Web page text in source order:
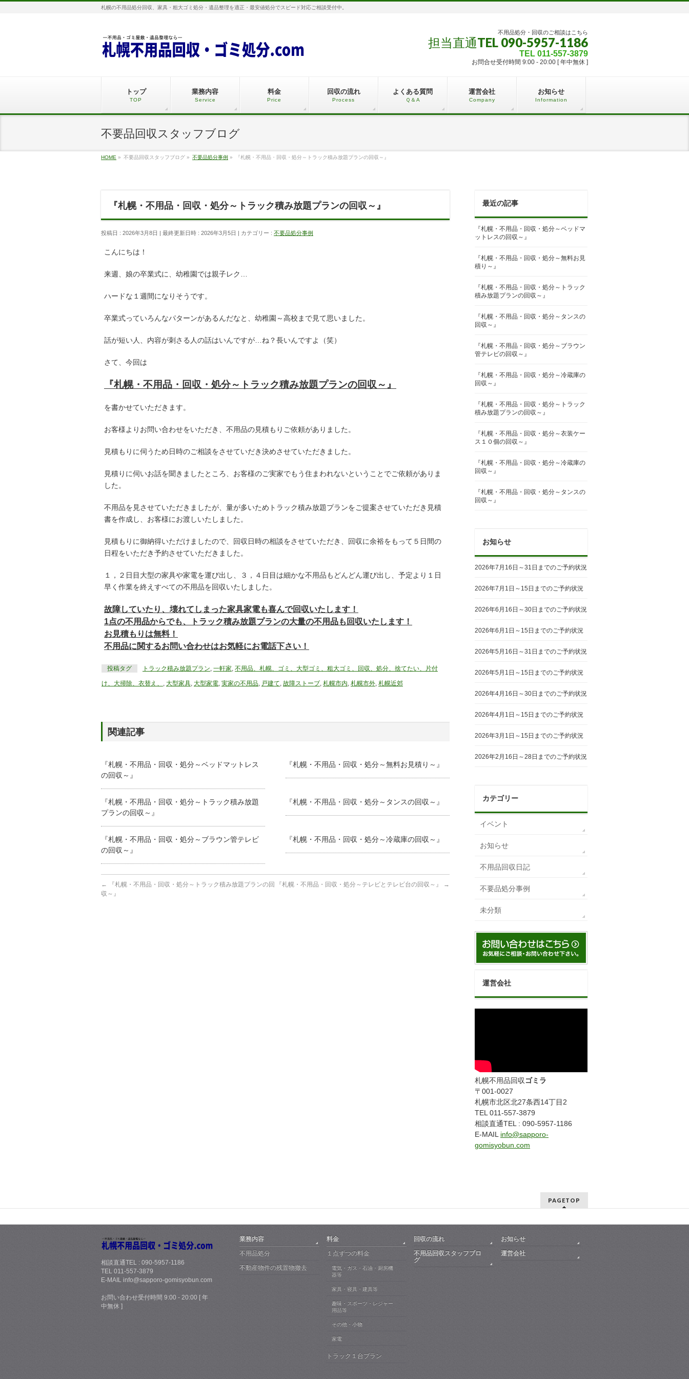
札幌の不用品処分回収、家具・粗大ゴミ処分・遺品整理を適正・最安値処分でスピード対応ご相談受付中。
不用品処分・回収のご相談はこちら
担当直通TEL 090-5957-1186
TEL 011-557-3879
お問合せ受付時間 9:00 - 20:00 [ 年中無休 ]
トップ
TOP
業務内容
Service
料金
Price
回収の流れ
Process
よくある質問
Ｑ＆A
運営会社
Company
お知らせ
Information
不要品回収スタッフブログ
HOME » 不要品回収スタッフブログ » 不要品処分事例 » 『札幌・不用品・回収・処分～トラック積み放題プランの回収～』
『札幌・不用品・回収・処分～トラック積み放題プランの回収～』
投稿日 : 2026年3月8日 最終更新日時 : 2026年3月5日 カテゴリー : 不要品処分事例
こんにちは！
来週、娘の卒業式に、幼稚園では親子レク…
ハードな１週間になりそうです。
卒業式っていろんなパターンがあるんだなと、幼稚園～高校まで見て思いました。
話が短い人、内容が刺さる人の話はいんですが…ね？長いんですよ（笑）
さて、今回は
『札幌・不用品・回収・処分～トラック積み放題プランの回収～』
を書かせていただきます。
お客様よりお問い合わせをいただき、不用品の見積もりご依頼がありました。
見積もりに伺うため日時のご相談をさせていだき決めさせていただきました。
見積りに伺いお話を聞きましたところ、お客様のご実家でもう住まわれないということでご依頼がありま
した。
不用品を見させていただきましたが、量が多いためトラック積み放題プランをご提案させていただき見積
書を作成し、お客様にお渡しいたしました。
見積もりに御納得いただけましたので、回収日時の相談をさせていただき、回収に余裕をもって５日間の
日程をいただき予約させていただきました。
１，２日目大型の家具や家電を運び出し、３，４日目は細かな不用品もどんどん運び出し、予定より１日
早く作業を終えすべての不用品を回収いたしました。
故障していたり、壊れてしまった家具家電も喜んで回収いたします！
1点の不用品からでも、トラック積み放題プランの大量の不用品も回収いたします！
お見積もりは無料！
不用品に関するお問い合わせはお気軽にお電話下さい！
投稿タグ トラック積み放題プラン, 一軒家, 不用品、札幌、ゴミ、大型ゴミ、粗大ゴミ、回収、処分、捨てたい、片付
け、大掃除、衣替え、 , 大型家具, 大型家電, 実家の不用品, 戸建て, 故障ストーブ, 札幌市内, 札幌市外, 札幌近郊
関連記事
『札幌・不用品・回収・処分～ベッドマットレス
の回収～』
『札幌・不用品・回収・処分～無料お見積り～』
『札幌・不用品・回収・処分～トラック積み放題
プランの回収～』
『札幌・不用品・回収・処分～タンスの回収～』
『札幌・不用品・回収・処分～ブラウン管テレビ
の回収～』
『札幌・不用品・回収・処分～冷蔵庫の回収～』
←
『札幌・不用品・回収・処分～トラック積み放題プランの回
収～』
『札幌・不用品・回収・処分～テレビとテレビ台の回収～』 →
最近の記事
『札幌・不用品・回収・処分～ベッドマ
ットレスの回収～』
『札幌・不用品・回収・処分～無料お見
積り～』
『札幌・不用品・回収・処分～トラック
積み放題プランの回収～』
『札幌・不用品・回収・処分～タンスの
回収～』
『札幌・不用品・回収・処分～ブラウン
管テレビの回収～』
『札幌・不用品・回収・処分～冷蔵庫の
回収～』
『札幌・不用品・回収・処分～トラック
積み放題プランの回収～』
『札幌・不用品・回収・処分～衣装ケー
ス１０個の回収～』
『札幌・不用品・回収・処分～冷蔵庫の
回収～』
『札幌・不用品・回収・処分～タンスの
回収～』
お知らせ
2026年7月16日～31日までのご予約状況
2026年7月1日～15日までのご予約状況
2026年6月16日～30日までのご予約状況
2026年6月1日～15日までのご予約状況
2026年5月16日～31日までのご予約状況
2026年5月1日～15日までのご予約状況
2026年4月16日～30日までのご予約状況
2026年4月1日～15日までのご予約状況
2026年3月1日～15日までのご予約状況
2026年2月16日～28日までのご予約状況
カテゴリー
イベント
お知らせ
不用品回収日記
不要品処分事例
未分類
運営会社
札幌不用品回収 ゴミラ
〒001-0027
札幌市北区北27条西14丁目2
TEL 011-557-3879
相談直通TEL : 090-5957-1186
E-MAIL info@sapporo-
gomisyobun.com
PAGETOP
相談直通TEL : 090-5957-1186
TEL 011-557-3879
E-MAIL info@sapporo-gomisyobun.com
お問い合わせ受付時間 9:00 - 20:00 [ 年
中無休 ]
業務内容
不用品処分
不動産物件の残置物撤去
料金
１点ずつの料金
電気・ガス・石油・厨房機
器等
家具・寝具・建具等
趣味・スポーツ・レジャー
用品等
その他・小物
家電
トラック１台プラン
回収の流れ
お知らせ
不用品回収スタッフブロ
グ
運営会社